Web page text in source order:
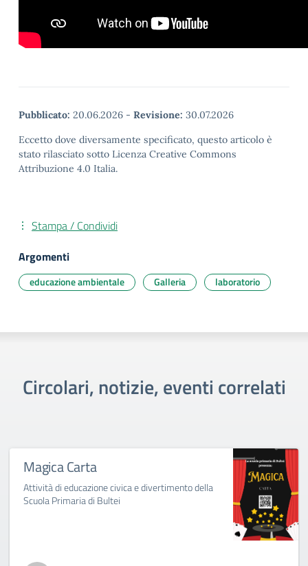
Pubblicato: 20.06.2026 - Revisione: 30.07.2026
Eccetto dove diversamente specificato, questo articolo è
stato rilasciato sotto Licenza Creative Commons
Attribuzione 4.0 Italia.
Stampa / Condividi
Argomenti
educazione ambientale Galleria laboratorio
Circolari, notizie, eventi correlati
Magica Carta
Attività di educazione civica e divertimento della
Scuola Primaria di Bultei